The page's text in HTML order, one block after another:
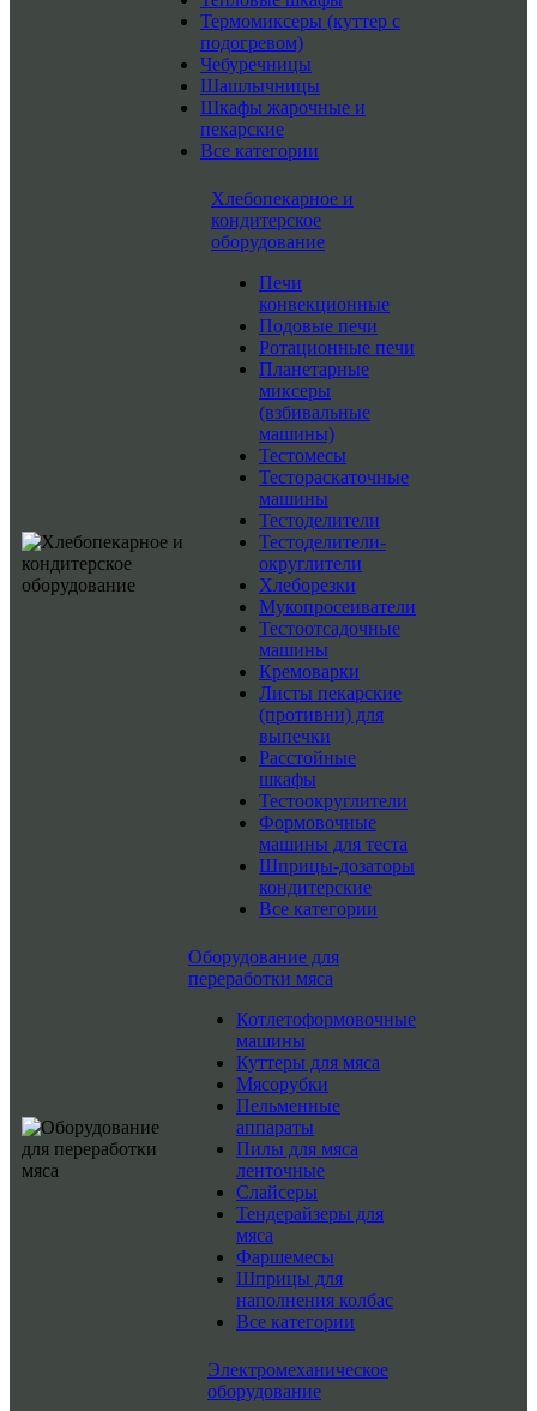
Термомиксеры (куттер с
подогревом)
Чебуречницы
Шашлычницы
Шкафы жарочные и
пекарские
Все категории
Хлебопекарное и
кондитерское
оборудование
Печи
конвекционные
Подовые печи
Ротационные печи
Планетарные
миксеры
(взбивальные
машины)
Тестомесы
Тестораскаточные
машины
Тестоделители
Тестоделители-
округлители
Хлеборезки
Мукопросеиватели
Тестоотсадочные
машины
Кремоварки
Листы пекарские
(противни) для
выпечки
Расстойные
шкафы
Тестоокруглители
Формовочные
машины для теста
Шприцы-дозаторы
кондитерские
Все категории
Оборудование для
переработки мяса
Котлетоформовочные
машины
Куттеры для мяса
Мясорубки
Пельменные
аппараты
Пилы для мяса
ленточные
Слайсеры
Тендерайзеры для
мяса
Фаршемесы
Шприцы для
наполнения колбас
Все категории
Электромеханическое
оборудование